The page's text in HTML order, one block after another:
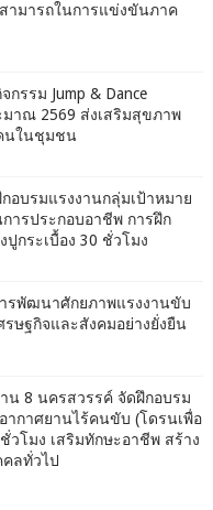
ามารถในการแข่งขันภาค
กรรม Jump & Dance
มาณ 2569 ส่งเสริมสุขภาพ
นในชุมชน
อบรมแรงงานกลุ่มเป้าหมาย
การประกอบอาชีพ การฝึก
กระเบื้อง 30 ชั่วโมง
รพัฒนาศักยภาพแรงงานขับ
รษฐกิจและสังคมอย่างยั่งยืน
น 8 นครสวรรค์ จัดฝึกอบรม
ากาศยานไร้คนขับ (โดรนเพื่อ
วโมง เสริมทักษะอาชีพ สร้าง
คลทั่วไป